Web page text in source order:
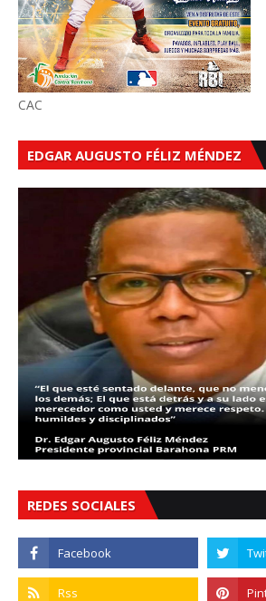
CAC
EDGAR AUGUSTO FÉLIZ MÉNDEZ
REDES SOCIALES